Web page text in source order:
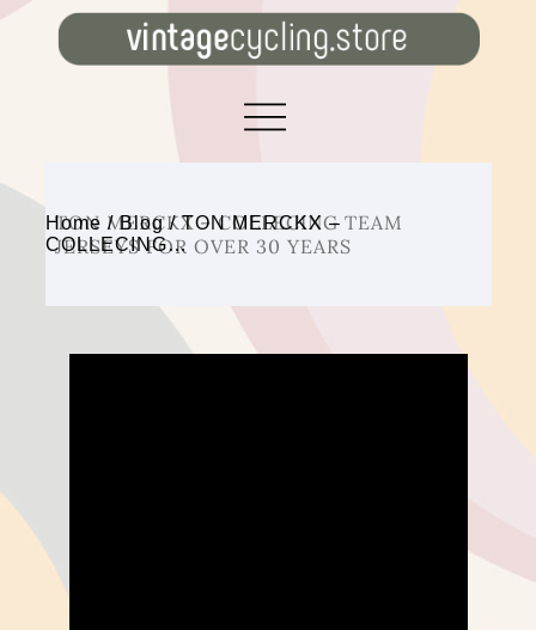
TON MERCKX – COLLECING TEAM
JERSEYS FOR OVER 30 YEARS
Home /Blog/TON MERCKX –
COLLECING…